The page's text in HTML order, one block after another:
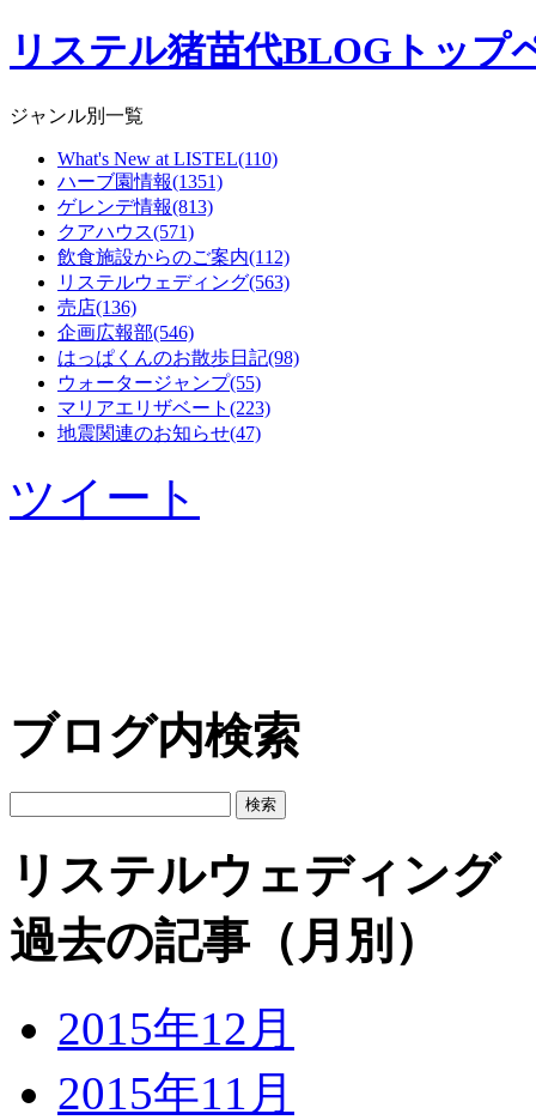
リステル猪苗代BLOGトップ
ジャンル別一覧
What's New at LISTEL(110)
ハーブ園情報(1351)
ゲレンデ情報(813)
クアハウス(571)
飲食施設からのご案内(112)
リステルウェディング(563)
売店(136)
企画広報部(546)
はっぱくんのお散歩日記(98)
ウォータージャンプ(55)
マリアエリザベート(223)
地震関連のお知らせ(47)
ツイート
ブログ内検索
リステルウェディング
過去の記事（月別）
2015年12月
2015年11月